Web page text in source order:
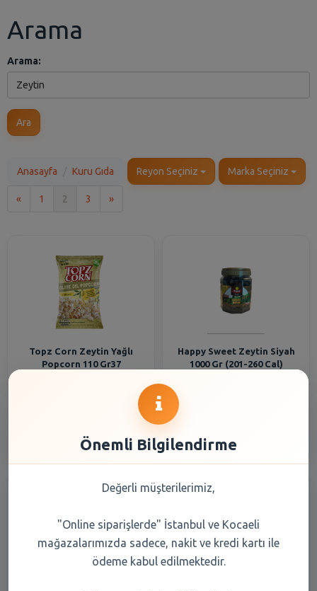
Arama
Arama:
Ara
Anasayfa Kuru Gıda Reyon Seçiniz Marka Seçiniz
« 1 2 3 »Son
Topz Corn Zeytin Yağlı
Popcorn 110 Gr37
Happy Sweet Zeytin Siyah
1000 Gr (201-260 Cal)
Önemli Bilgilendirme
Değerli müşterilerimiz,
"Online siparişlerde" İstanbul ve Kocaeli
mağazalarımızda sadece, nakit ve kredi kartı ile
ödeme kabul edilmektedir.